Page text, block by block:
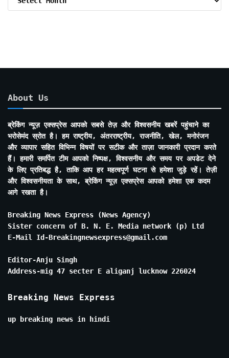
About Us
ब्रेकिंग न्यूज़ एक्सप्रेस आपको सबसे तेज़ और विश्वसनीय खबरें पहुंचाने का
भरोसेमंद स्रोत है। हम राष्ट्रीय, अंतरराष्ट्रीय, राजनीति, खेल, मनोरंजन
और व्यापार सहित विभिन्न विषयों पर सटीक और ताज़ा जानकारी प्रदान करते
हैं। हमारी समर्पित टीम आपको निष्पक्ष, विश्वसनीय और समय पर अपडेट देने
के लिए प्रतिबद्ध है, ताकि आप हर महत्वपूर्ण घटना से हमेशा जुड़े रहें। तेज़ी
और विश्वसनीयता के साथ, ब्रेकिंग न्यूज़ एक्सप्रेस आपको हमेशा एक कदम
आगे रखता है।
Breaking News Express (News Agency)
Sister concern of B. N. E. Media network (p) Ltd
E-Mail Id-Breakingnewsexpress@gmail.com
Editor-Anju Singh
Address-mig 47 secter E aliganj lucknow 226024
Breaking News Express
up breaking news in hindi